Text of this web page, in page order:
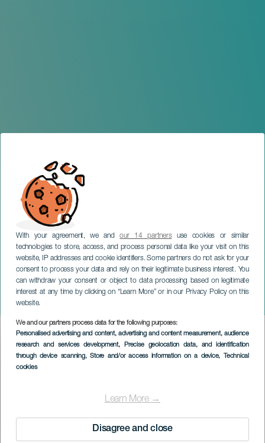
With your agreement, we andour 14 partnersuse cookies or similar
technologies to store, access, and process personal data like your visit on this
website, IP addresses and cookie identifiers. Some partners do not ask for your
consent to process your data and rely on their legitimate business interest. You
can withdraw your consent or object to data processing based on legitimate
interest at any time by clicking on “Learn More” or in our Privacy Policy on this
website.
We and our partners process data for the following purposes:
Personalised advertising and content, advertising and content measurement, audience
research and services development, Precise geolocation data, and identification
through device scanning, Store and/or access information on a device, Technical
cookies
Learn More →
Disagree and close
Folklorsyre
TENERIFE
Imagen
Listado